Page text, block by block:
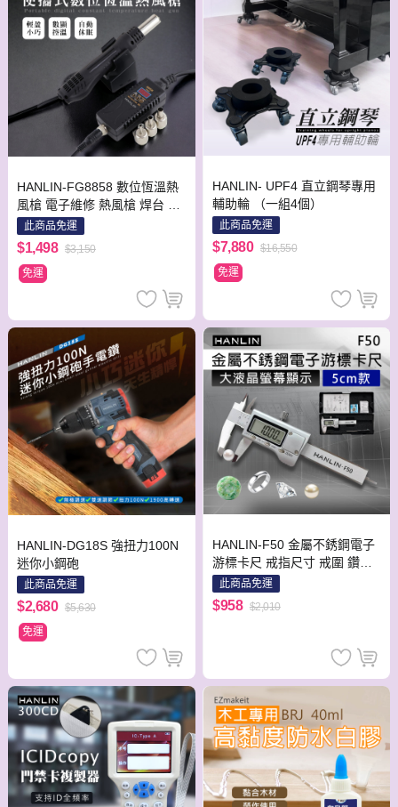
HANLIN-FG8858 數位恆溫熱
風槍 電子維修 熱風槍 焊台 數
位熱風槍 便攜式 數顯調溫 110
v 數顯調溫
此商品免運
$1,498 $3,150
免運
HANLIN- UPF4 直立鋼琴專用
輔助輪 （一組4個）
此商品免運
$7,880 $16,550
免運
HANLIN-DG18S 強扭力100N
迷你小鋼砲
此商品免運
$2,680 $5,630
免運
HANLIN-F50 金屬不銹鋼電子
游標卡尺 戒指尺寸 戒圍 鑽石
珠寶 螺帽 手鐲大液晶螢幕
此商品免運
$958 $2,010